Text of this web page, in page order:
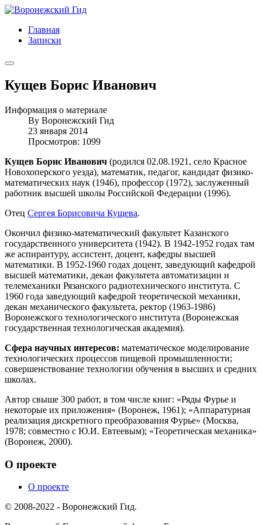
Главная
Записки
Кущев Борис Иванович
Информация о материале
By Воронежский Гид
23 января 2014
Просмотров: 1099
Кущев Борис Иванович (родился 02.08.1921, село Красное
Новохоперского уезда), математик, педагог, кандидат физико-
математических наук (1946), профессор (1972), заслуженный
работник высшей школы Российской Федерации (1996).
Отец Сергея Борисовича Кущева.
Окончил физико-математический факультет Казанского
государственного университета (1942). В 1942-1952 годах там
же аспирантуру, ассистент, доцент, кафедры высшей
математики. В 1952-1960 годах доцент, заведующий кафедрой
высшей математики, декан факультета автоматизации и
телемеханики Рязанского радиотехнического института. С
1960 года заведующий кафедрой теоретической механики,
декан механического факультета, ректор (1963-1986)
Воронежского технологического института (Воронежская
государственная технологическая академия).
Сфера научных интересов: математическое моделирование
технологических процессов пищевой промышленности;
совершенствование технологии обучения в высших и средних
школах.
Автор свыше 300 работ, в том числе книг: «Ряды Фурье и
некоторые их приложения» (Воронеж, 1961); «Аппаратурная
реализация дискретного преобразования Фурье» (Москва,
1978; совместно с Ю.И. Евтеевым); «Теоретическая механика»
(Воронеж, 2000).
О проекте
О проекте
© 2008-2022 - Воронежский Гид.